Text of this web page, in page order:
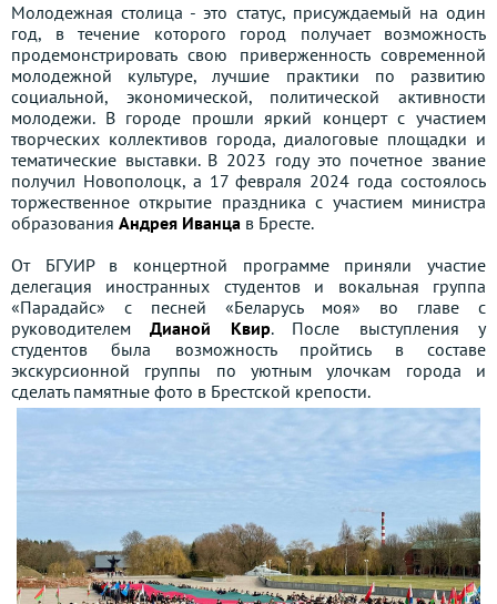
Молодежная столица - это статус, присуждаемый на один
год, в течение которого город получает возможность
продемонстрировать свою приверженность современной
молодежной культуре, лучшие практики по развитию
социальной, экономической, политической активности
молодежи. В городе прошли яркий концерт с участием
творческих коллективов города, диалоговые площадки и
тематические выставки. В 2023 году это почетное звание
получил Новополоцк, а 17 февраля 2024 года состоялось
торжественное открытие праздника с участием министра
образования Андрея Иванца в Бресте.
От БГУИР в концертной программе приняли участие
делегация иностранных студентов и вокальная группа
«Парадайс» с песней «Беларусь моя» во главе с
руководителемДианой Квир. После выступления у
студентов была возможность пройтись в составе
экскурсионной группы по уютным улочкам города и
сделать памятные фото в Брестской крепости.